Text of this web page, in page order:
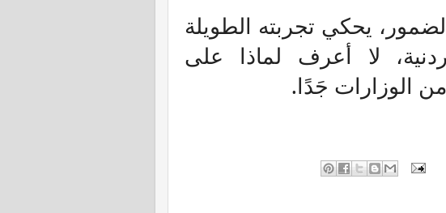
يحكي تجربته الطويلة
لا أعرف لماذا على
الوزارات جَدًا.